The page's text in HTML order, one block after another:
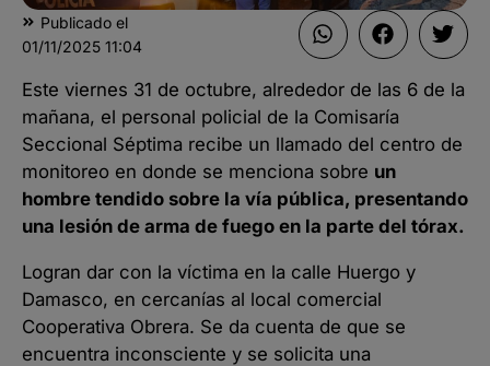
Publicado el
01/11/2025 11:04
Este viernes 31 de octubre, alrededor de las 6 de la
mañana, el personal policial de la Comisaría
Seccional Séptima recibe un llamado del centro de
monitoreo en donde se menciona sobre un
hombre tendido sobre la vía pública, presentando
una lesión de arma de fuego en la parte del tórax.
Logran dar con la víctima en la calle Huergo y
Damasco, en cercanías al local comercial
Cooperativa Obrera. Se da cuenta de que se
encuentra inconsciente y se solicita una